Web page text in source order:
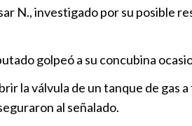
La hija de El Mayo
Nacional | 18:00
N., investigado por su posible
golpeó a su concubina
la válvula de un tanque de gas
al señalado.